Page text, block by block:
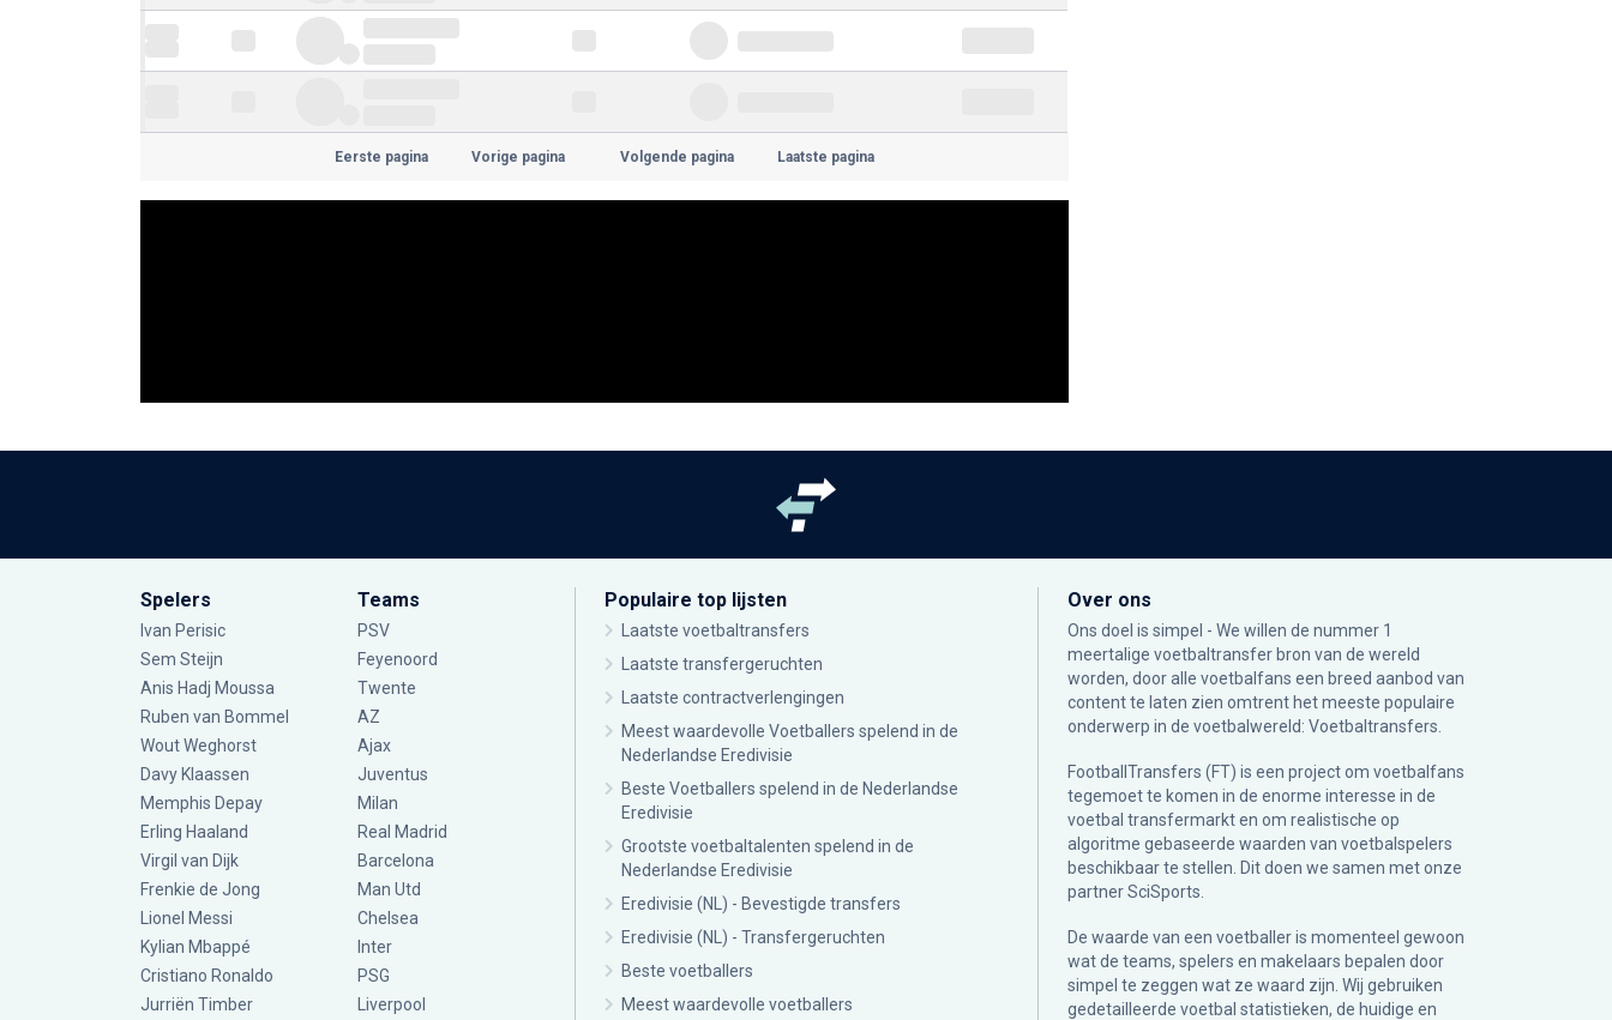
Eerste pagina Vorige pagina Volgende pagina Laatste pagina
Spelers
Ivan Perisic
Sem Steijn
Anis Hadj Moussa
Ruben van Bommel
Wout Weghorst
Davy Klaassen
Memphis Depay
Erling Haaland
Virgil van Dijk
Frenkie de Jong
Lionel Messi
Kylian Mbappé
Cristiano Ronaldo
Jurriën Timber
Teams
PSV
Feyenoord
Twente
AZ
Ajax
Juventus
Milan
Real Madrid
Barcelona
Man Utd
Chelsea
Inter
PSG
Liverpool
Populaire top lijsten
Laatste voetbaltransfers
Laatste transfergeruchten
Laatste contractverlengingen
Meest waardevolle Voetballers spelend in de
Nederlandse Eredivisie
Beste Voetballers spelend in de Nederlandse
Eredivisie
Grootste voetbaltalenten spelend in de
Nederlandse Eredivisie
Eredivisie (NL) - Bevestigde transfers
Eredivisie (NL) - Transfergeruchten
Beste voetballers
Meest waardevolle voetballers
Over ons
Ons doel is simpel - We willen de nummer 1
meertalige voetbaltransfer bron van de wereld
worden, door alle voetbalfans een breed aanbod van
content te laten zien omtrent het meeste populaire
onderwerp in de voetbalwereld: Voetbaltransfers.
FootballTransfers (FT) is een project om voetbalfans
tegemoet te komen in de enorme interesse in de
voetbal transfermarkt en om realistische op
algoritme gebaseerde waarden van voetbalspelers
beschikbaar te stellen. Dit doen we samen met onze
partnerSciSports
De waarde van een voetballer is momenteel gewoon
wat de teams, spelers en makelaars bepalen door
simpel te zeggen wat ze waard zijn. Wij gebruiken
gedetailleerde voetbal statistieken, de huidige en